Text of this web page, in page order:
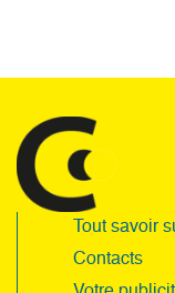
Tout savoir
Contacts